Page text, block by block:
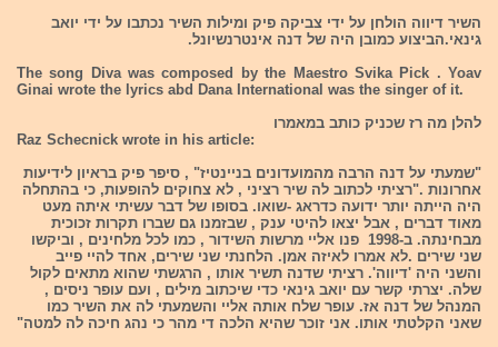
השיר דיווה הולחן על ידי צביקה פיק ומילות השיר נכתבו על ידי יואב
גינאי.הביצוע כמובן היה של דנה אינטרנשיונל.
The song
Divawas composed by the Maestro Svika Pick . Yoav
Ginai wrote the lyrics abd Dana International was the singer of it.
להלן מה רז שכניק כותב במאמרו
Raz Schecnick wrote in his article:
"שמעתי על דנה הרבה מהמועדונים בניינטיז" , סיפר פיק בראיון לידיעות
אחרונות ."רציתי לכתוב לה שיר רציני , לא צחוקים להופעות, כי בהתחלה
היה הייתה יותר ידועה כדראג -שואו. בסופו של דבר עשיתי איתה מעט
מאוד דברים , אבל יצאו להיטי ענק , שבזמנו גם שברו תקרות זכוכית
מבחינתה. ב-1998 פנו אליי מרשות השידור , כמו לכל מלחינים , וביקשו
שני שירים .לא אמרו לאיזה אמן. הלחנתי שני שירים, אחד להיי פייב
והשני היה 'דיווה'. רציתי שדנה תשיר אותו , הרגשתי שהוא מתאים לקול
שלה. יצרתי קשר עם יואב גינאי כדי שיכתוב מילים , ועם עופר ניסים ,
המנהל של דנה אז. עופר שלח אותה אליי והשמעתי לה את השיר כמו
שאני הקלטתי אותו. אני זוכר שהיא הלכה די מהר כי נהג חיכה לה למטה"